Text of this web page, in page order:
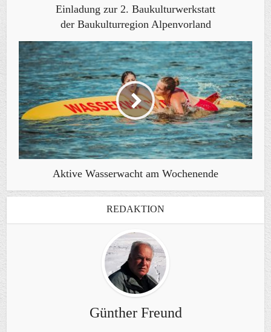
Einladung zur 2. Baukulturwerkstatt
der Baukulturregion Alpenvorland
Aktive Wasserwacht am Wochenende
REDAKTION
Günther Freund